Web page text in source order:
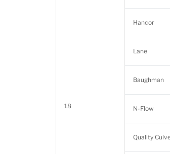
18
Hancor
Lane
Baughman
N-Flow
Quality